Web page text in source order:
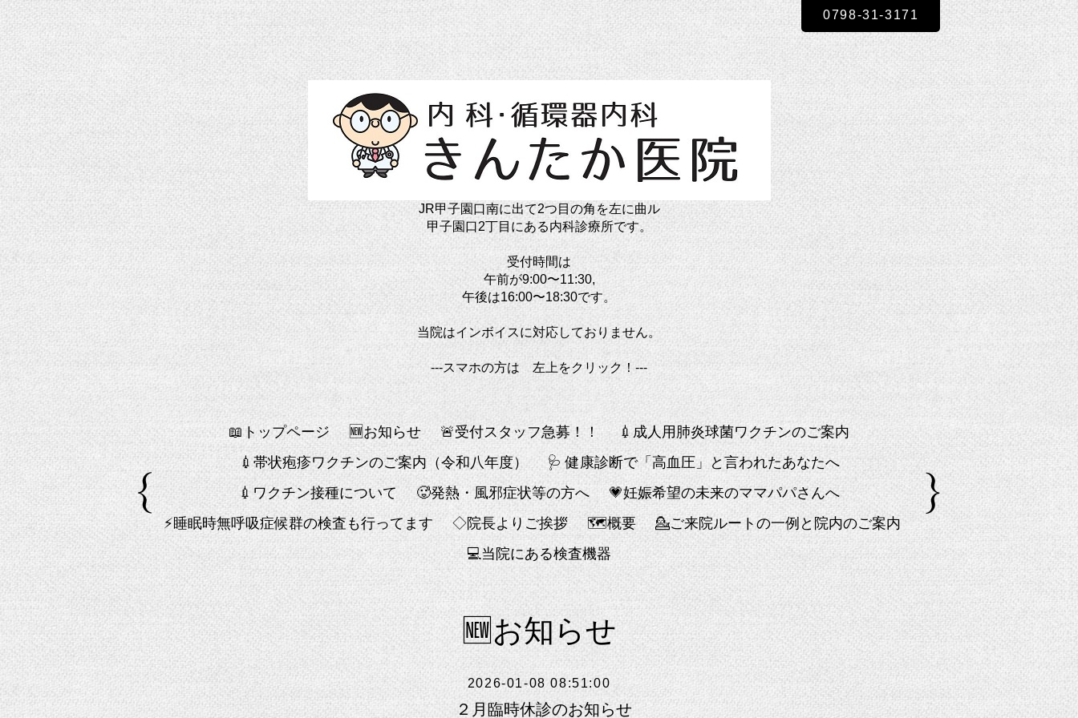
JR甲子園口南に出て2つ目の角を左に曲ル
甲子園口2丁目にある内科診療所です。
受付時間は
午前が9:00〜11:30,
午後は16:00〜18:30です。
当院はインボイスに対応しておりません。
---スマホの方は 左上をクリック！---
0798-31-3171
📖トップページ 🆕お知らせ 🚨受付スタッフ急募！！
💉成人用肺炎球菌ワクチンのご案内
💉帯状疱疹ワクチンのご案内（令和八年度）
🩺 健康診断で「高血圧」と言われたあなたへ
💉ワクチン接種について
🥵発熱・風邪症状等の方へ
💗妊娠希望の未来のママパパさんへ
⚡睡眠時無呼吸症候群の検査も行ってます
◇院長よりご挨拶 🗺概要
💁ご来院ルートの一例と院内のご案内
💻️当院にある検査機器
🆕お知らせ
2026-01-08 08:51:00
２月臨時休診のお知らせ